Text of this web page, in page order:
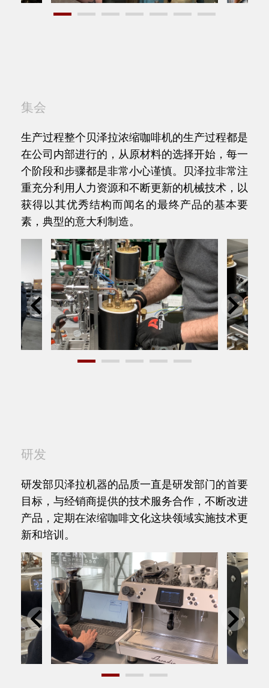
集会
生产过程整个贝泽拉浓缩咖啡机的生产过程都是
在公司内部进行的，从原材料的选择开始，每一
个阶段和步骤都是非常小心谨慎。贝泽拉非常注
重充分利用人力资源和不断更新的机械技术，以
获得以其优秀结构而闻名的最终产品的基本要
素，典型的意大利制造。
研发
研发部贝泽拉机器的品质一直是研发部门的首要
目标，与经销商提供的技术服务合作，不断改进
产品，定期在浓缩咖啡文化这块领域实施技术更
新和培训。